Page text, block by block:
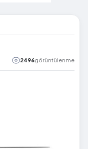
2496görüntülenme